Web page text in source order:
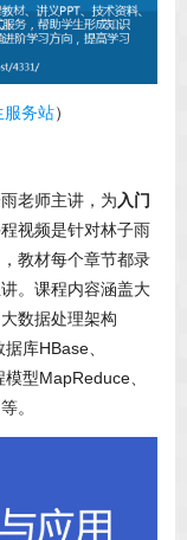
服务站）
老师主讲，为入门
视频是针对林子雨
教材每个章节都录
。课程内容涵盖大
数据处理架构
库HBase、
型MapReduce、
。